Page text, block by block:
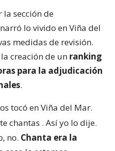
sección de
lo vivido en Viña del
medidas de revisión.
creación de un ranking
para la adjudicación
.
tocó en Viña del Mar.
chantas . Así yo lo dije.
no. Chanta era la